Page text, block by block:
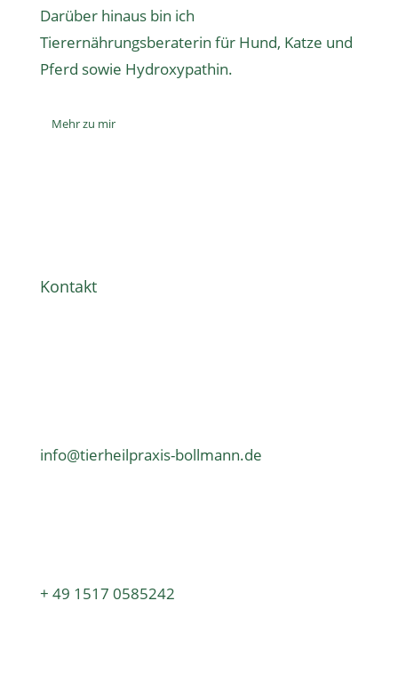
Darüber hinaus bin ich
Tierernährungsberaterin für Hund, Katze und
Pferd sowie Hydroxypathin.
Mehr zu mir
Kontakt
info@tierheilpraxis-bollmann.de
+ 49 1517 0585242